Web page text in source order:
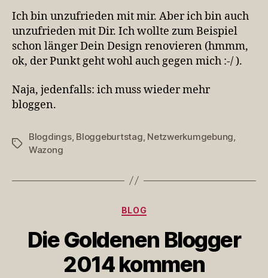
Ich bin unzufrieden mit mir. Aber ich bin auch
unzufrieden mit Dir. Ich wollte zum Beispiel
schon länger Dein Design renovieren (hmmm,
ok, der Punkt geht wohl auch gegen mich :-/ ).
Naja, jedenfalls: ich muss wieder mehr
bloggen.
Schlagwörter
Blogdings, Bloggeburtstag Netzwerkumgebung
Wazong
Kategorien
BLOG
Die Goldenen Blogger
2014 kommen